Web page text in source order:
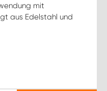
mit
aus Edelstahl und